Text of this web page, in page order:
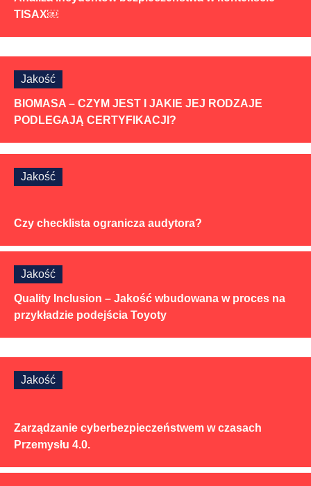
TISAX￼
Jakość
BIOMASA – CZYM JEST I JAKIE JEJ RODZAJE
PODLEGAJĄ CERTYFIKACJI?
Jakość
Czy checklista ogranicza audytora?
Jakość
Quality Inclusion – Jakość wbudowana w proces na
przykładzie podejścia Toyoty
Jakość
Zarządzanie cyberbezpieczeństwem w czasach
Przemysłu 4.0.